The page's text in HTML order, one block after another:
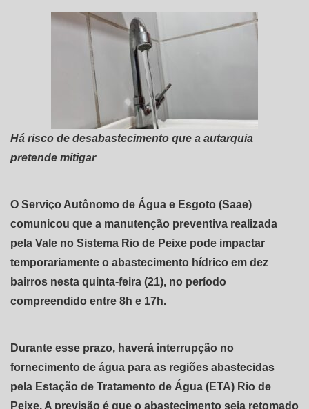
Há risco de desabastecimento que a autarquia
pretende mitigar
O Serviço Autônomo de Água e Esgoto (Saae)
comunicou que a manutenção preventiva realizada
pela Vale no Sistema Rio de Peixe pode impactar
temporariamente o abastecimento hídrico em dez
bairros nesta quinta-feira (21), no período
compreendido entre 8h e 17h.
Durante esse prazo, haverá interrupção no
fornecimento de água para as regiões abastecidas
pela Estação de Tratamento de Água (ETA) Rio de
Peixe. A previsão é que o abastecimento seja retomado